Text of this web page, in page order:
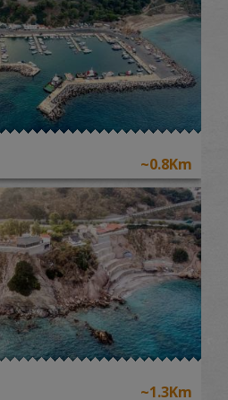
~0.8Km
~1.3Km